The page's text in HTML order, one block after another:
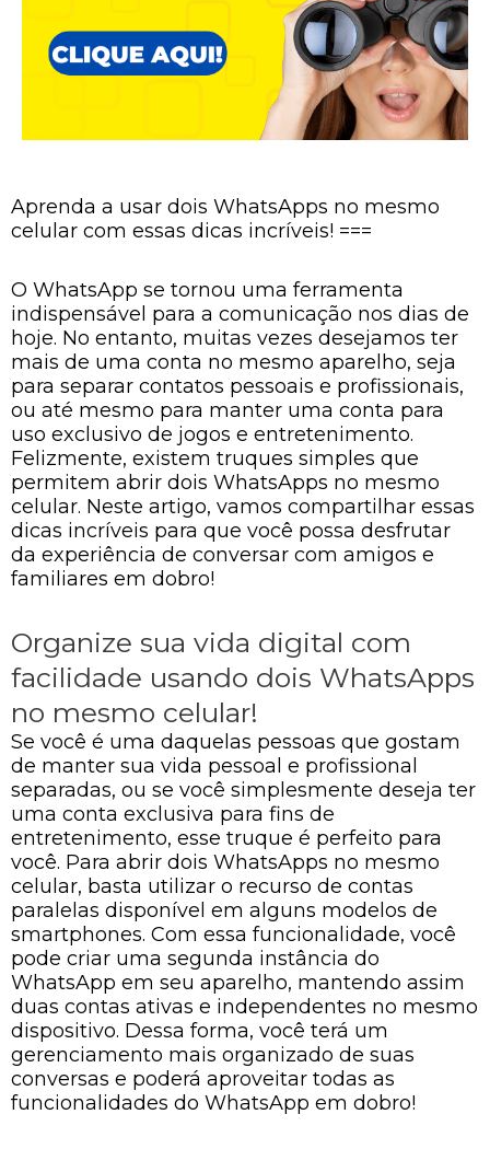
Aprenda a usar dois WhatsApps no mesmo
celular com essas dicas incríveis! ===
O WhatsApp se tornou uma ferramenta
indispensável para a comunicação nos dias de
hoje. No entanto, muitas vezes desejamos ter
mais de uma conta no mesmo aparelho, seja
para separar contatos pessoais e profissionais,
ou até mesmo para manter uma conta para
uso exclusivo de jogos e entretenimento.
Felizmente, existem truques simples que
permitem abrir dois WhatsApps no mesmo
celular. Neste artigo, vamos compartilhar essas
dicas incríveis para que você possa desfrutar
da experiência de conversar com amigos e
familiares em dobro!
Organize sua vida digital com
facilidade usando dois WhatsApps
no mesmo celular!
Se você é uma daquelas pessoas que gostam
de manter sua vida pessoal e profissional
separadas, ou se você simplesmente deseja ter
uma conta exclusiva para fins de
entretenimento, esse truque é perfeito para
você. Para abrir dois WhatsApps no mesmo
celular, basta utilizar o recurso de contas
paralelas disponível em alguns modelos de
smartphones. Com essa funcionalidade, você
pode criar uma segunda instância do
WhatsApp em seu aparelho, mantendo assim
duas contas ativas e independentes no mesmo
dispositivo. Dessa forma, você terá um
gerenciamento mais organizado de suas
conversas e poderá aproveitar todas as
funcionalidades do WhatsApp em dobro!